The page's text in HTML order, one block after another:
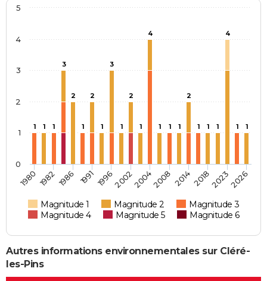
1 1 1
3
2
1
2
1
3
1
2
1
4
1 1 1
2
1 1 1
4
1 1
Magnitude 1 Magnitude 2
Magnitude 3
Magnitude 4
Magnitude 5 Magnitude 6
1980 19821986 19911996200220042008 2014201820232026
0
1
2
3
4
5
Autres informations environnementales sur Cléré-
les-Pins